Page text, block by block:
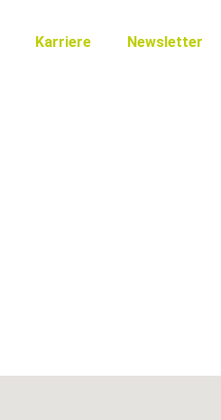
Karriere Newsletter